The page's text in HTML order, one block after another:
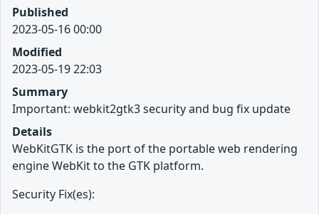
Published
2023-05-16 00:00
Modified
2023-05-19 22:03
Summary
Important: webkit2gtk3 security and bug fix update
Details
WebKitGTK is the port of the portable web rendering
engine WebKit to the GTK platform.
Security Fix(es):